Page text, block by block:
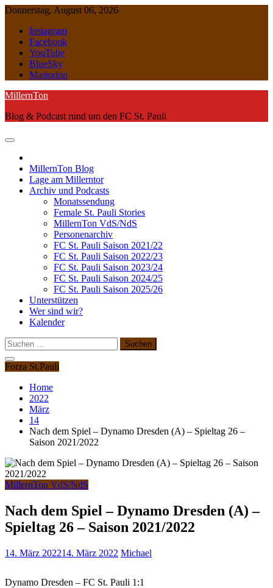
Skip
content
Donnerstag, August 06, 2026
Instagram
Facebook
YouTube
BlueSky
Mastodon
MillernTon
Blog & Podcast rund um den FC St. Pauli
MillernTon Blog
Lage am Millerntor
Archiv und Podcasts
Monatssendung
Female St. Pauli Stories
MillernTon VdS/NdS
Personenarchiv
FC St. Pauli Saison 2021/22
FC St. Pauli Saison 2022/23
FC St. Pauli Saison 2023/24
FC St. Pauli Saison 2024/25
FC St. Pauli Saison 2025/26
Unterstützen
Wer sind wir?
Kalender
Suchen
nach:
Forza St.Pauli
Home
2022
März
14
Nach dem Spiel – Dynamo Dresden (A) – Spieltag 26 –
Saison 2021/2022
MillernTon VdS/NdS
Nach dem Spiel – Dynamo Dresden (A) –
Spieltag 26 – Saison 2021/2022
14. März 202214. März 2022 Michael
Dynamo Dresden – FC St. Pauli 1:1